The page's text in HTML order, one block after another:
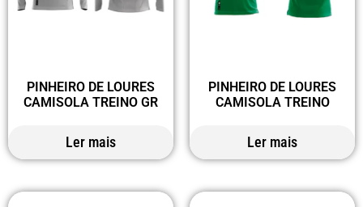
PINHEIRO DE LOURES
CAMISOLA TREINO GR
Ler mais
PINHEIRO DE LOURES
CAMISOLA TREINO
Ler mais